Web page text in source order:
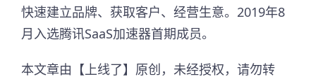
快速建立品牌、获取客户、经营生意。2019年8
月入选腾讯SaaS加速器首期成员。​
本文章由【上线了】原创，未经授权，请勿转